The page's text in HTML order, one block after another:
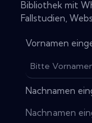
Bibliothek mit
Fallstudien,
Vornamen
Nachnamen